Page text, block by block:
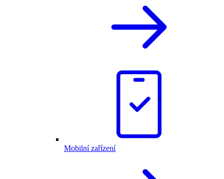
Mobilní zařízení